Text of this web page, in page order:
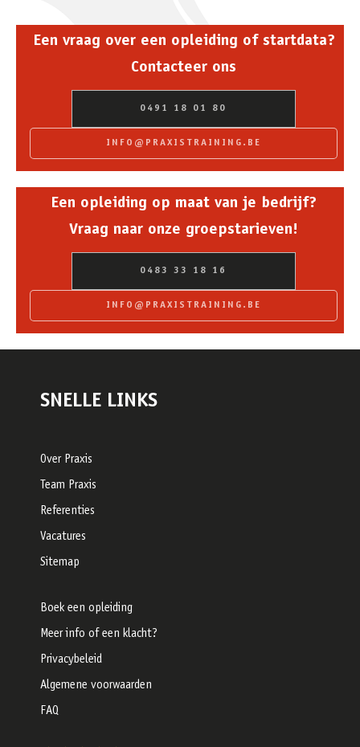
Een vraag over een opleiding of startdata?
Contacteer ons
0491 18 01 80
INFO@PRAXISTRAINING.BE
Een opleiding op maat van je bedrijf?
Vraag naar onze groepstarieven!
0483 33 18 16
INFO@PRAXISTRAINING.BE
SNELLE LINKS
Over Praxis
Team Praxis
Referenties
Vacatures
Sitemap
Boek een opleiding
Meer info of een klacht?
Privacybeleid
Algemene voorwaarden
FAQ